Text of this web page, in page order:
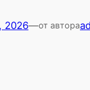
2026—от автора